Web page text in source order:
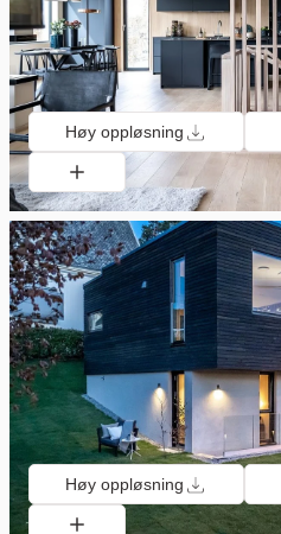
Høy oppløsning
Høy oppløsning